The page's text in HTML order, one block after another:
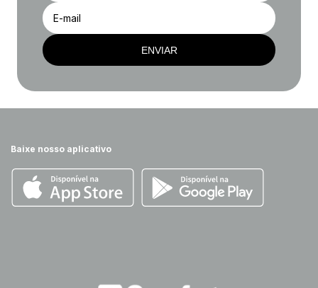
ENVIAR
Baixe nosso aplicativo